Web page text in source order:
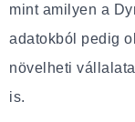
mint amilyen a
adatokból pedig
növelheti
is.